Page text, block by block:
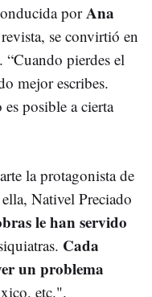
porAna
se convirtió en
pierdes el
mejor escribes.
posible a cierta
la protagonista de
Nativel Preciado
le han servido
Cada
un problema
etc.".